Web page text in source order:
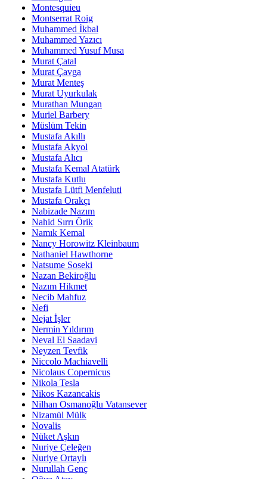
Montesquieu
Montserrat Roig
Muhammed İkbal
Muhammed Yazıcı
Muhammed Yusuf Musa
Murat Çatal
Murat Çavga
Murat Menteş
Murat Uyurkulak
Murathan Mungan
Muriel Barbery
Müslüm Tekin
Mustafa Akıllı
Mustafa Akyol
Mustafa Alıcı
Mustafa Kemal Atatürk
Mustafa Kutlu
Mustafa Lütfi Menfeluti
Mustafa Orakçı
Nabizade Nazım
Nahid Sırrı Örik
Namık Kemal
Nancy Horowitz Kleinbaum
Nathaniel Hawthorne
Natsume Soseki
Nazan Bekiroğlu
Nazım Hikmet
Necib Mahfuz
Nefi
Nejat İşler
Nermin Yıldırım
Neval El Saadavi
Neyzen Tevfik
Niccolo Machiavelli
Nicolaus Copernicus
Nikola Tesla
Nikos Kazancakis
Nilhan Osmanoğlu Vatansever
Nizamül Mülk
Novalis
Nüket Aşkın
Nuriye Çeleğen
Nuriye Ortaylı
Nurullah Genç